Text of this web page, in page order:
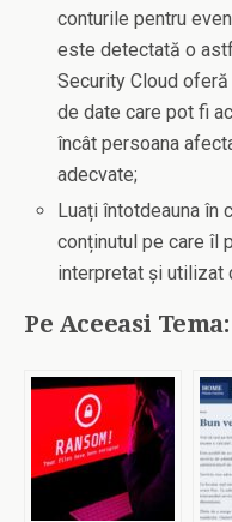
conturile pentru
este detectată o
Security Cloud
de date care pot fi
încât persoana
adecvate;
Luați întotdeauna în
conținutul pe care îl
interpretat și utilizat
Pe Aceeasi Tema: